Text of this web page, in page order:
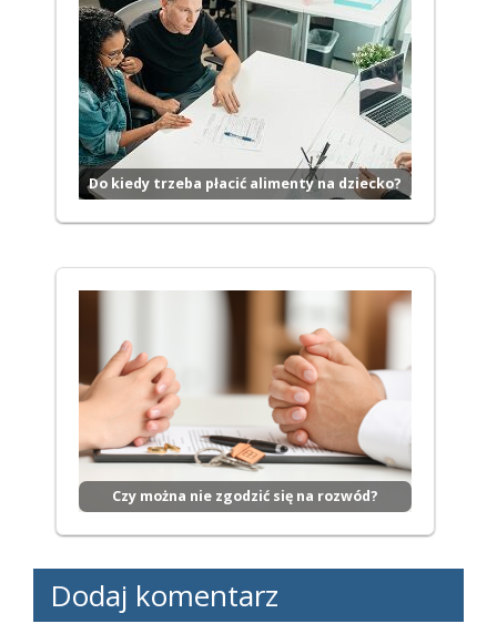
Do kiedy trzeba płacić alimenty na dziecko?
Czy można nie zgodzić się na rozwód?
Dodaj komentarz